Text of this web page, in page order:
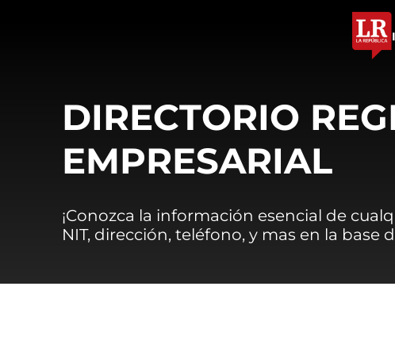
DIRECTORIO
EMPRESARIAL
¡Conozca la información esencial de
NIT, dirección, teléfono, y mas en la